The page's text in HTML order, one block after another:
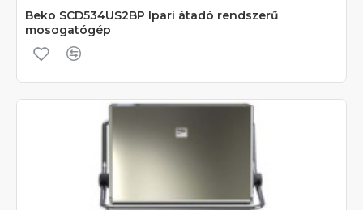
Beko SCD534US2BP Ipari átadó rendszerű
mosogatógép